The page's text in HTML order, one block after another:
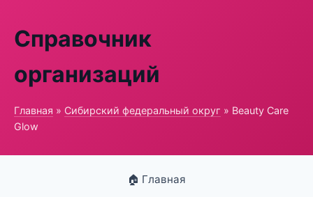
Справочник
организаций
Главная » Сибирский федеральный округ » Beauty Care
Glow
🏠 Главная